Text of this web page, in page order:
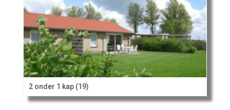
2 onder 1 kap (19)